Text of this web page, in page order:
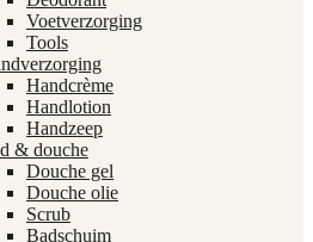
Voetverzorging
Tools
Handcrème
Handlotion
Handzeep
& douche
Douche gel
Douche olie
Scrub
Badschuim